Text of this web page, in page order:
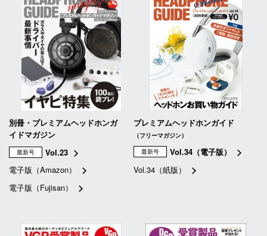
別冊・プレミアムヘッドホンガ
イドマガジン
最新号
Vol.23
電子版（Amazon）
電子版（Fujisan）
プレミアムヘッドホンガイド
（フリーマガジン）
最新号
Vol.34（電子版）
Vol.34（紙版）